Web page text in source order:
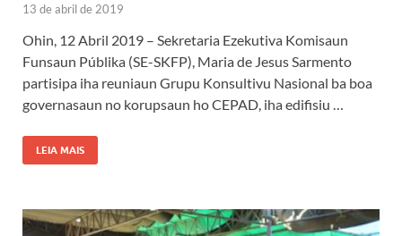
13 de abril de 2019
Ohin, 12 Abril 2019 – Sekretaria Ezekutiva Komisaun
Funsaun Públika (SE-SKFP), Maria de Jesus Sarmento
partisipa iha reuniaun Grupu Konsultivu Nasional ba boa
governasaun no korupsaun ho CEPAD, iha edifisiu …
LEIA MAIS